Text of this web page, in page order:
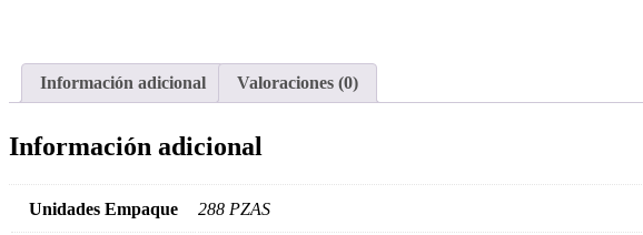
Información adicional Valoraciones (0)
Información adicional
Unidades Empaque 288 PZAS